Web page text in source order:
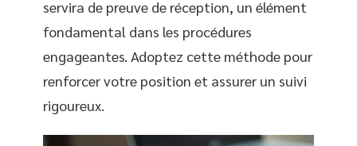
servira de preuve de réception, un élément
fondamental dans les procédures
engageantes. Adoptez cette méthode pour
renforcer votre position et assurer un suivi
rigoureux.